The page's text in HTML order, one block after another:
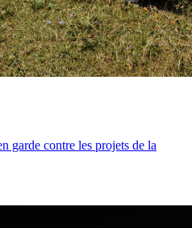
garde contre les projets de la